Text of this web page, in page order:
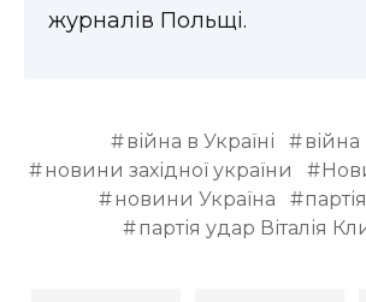
журналів Польщі.
війна в Україні
війна
новини західної україни
новини Україна
партія удар Віталія